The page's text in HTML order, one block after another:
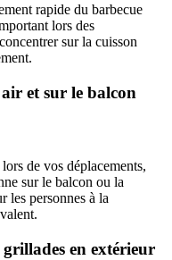
rapide du barbecue
lors des
sur la cuisson
et sur le balcon
de vos déplacements,
sur le balcon ou la
les personnes à la
en extérieur